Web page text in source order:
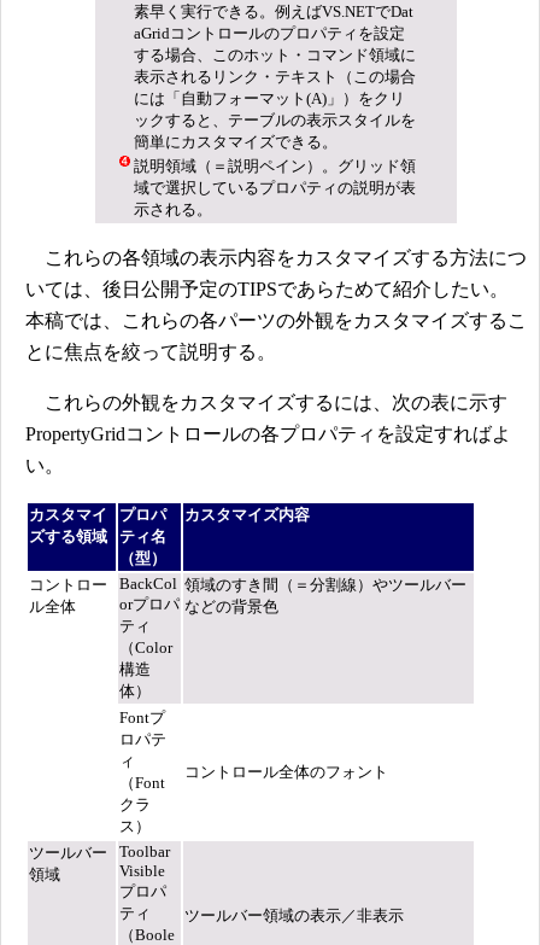
素早く実行できる。例えばVS.NETでDat
aGridコントロールのプロパティを設定
する場合、このホット・コマンド領域に
表示されるリンク・テキスト（この場合
には「自動フォーマット(A)」）をクリ
ックすると、テーブルの表示スタイルを
簡単にカスタマイズできる。
説明領域（＝説明ペイン）。グリッド領
域で選択しているプロパティの説明が表
示される。
これらの各領域の表示内容をカスタマイズする方法につ
いては、後日公開予定のTIPSであらためて紹介したい。
本稿では、これらの各パーツの外観をカスタマイズするこ
とに焦点を絞って説明する。
これらの外観をカスタマイズするには、次の表に示す
PropertyGridコントロールの各プロパティを設定すればよ
い。
カスタマイ
ズする領域
プロパ
ティ名
（型）
カスタマイズ内容
コントロー
ル全体
BackCol
orプロパ
ティ
（Color
構造
体）
領域のすき間（＝分割線）やツールバー
などの背景色
Fontプ
ロパテ
ィ
（Font
クラ
ス）
コントロール全体のフォント
ツールバー
領域
Toolbar
Visible
プロパ
ティ
（Boole
ツールバー領域の表示／非表示